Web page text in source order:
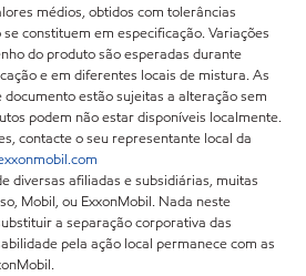
médios, obtidos com tolerâncias
constituem em especificação. Variações
do produto são esperadas durante
e em diferentes locais de mistura. As
estão sujeitas a alteração sem
podem não estar disponíveis localmente.
contacte o seu representante local da
diversas afiliadas e subsidiárias, muitas
Mobil, ou ExxonMobil. Nada neste
a separação corporativa das
pela ação local permanece com as